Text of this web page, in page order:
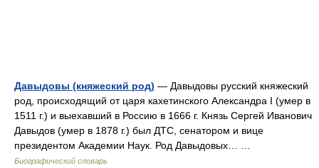
Давыдовы (княжеский род) — Давыдовы русский княжеский
род, происходящий от царя кахетинского Александра I (умер в
1511 г.) и выехавший в Россию в 1666 г. Князь Сергей Иванович
Давыдов (умер в 1878 г.) был ДТС, сенатором и вице
президентом Академии Наук. Род Давыдовых… …
Биографический словарь